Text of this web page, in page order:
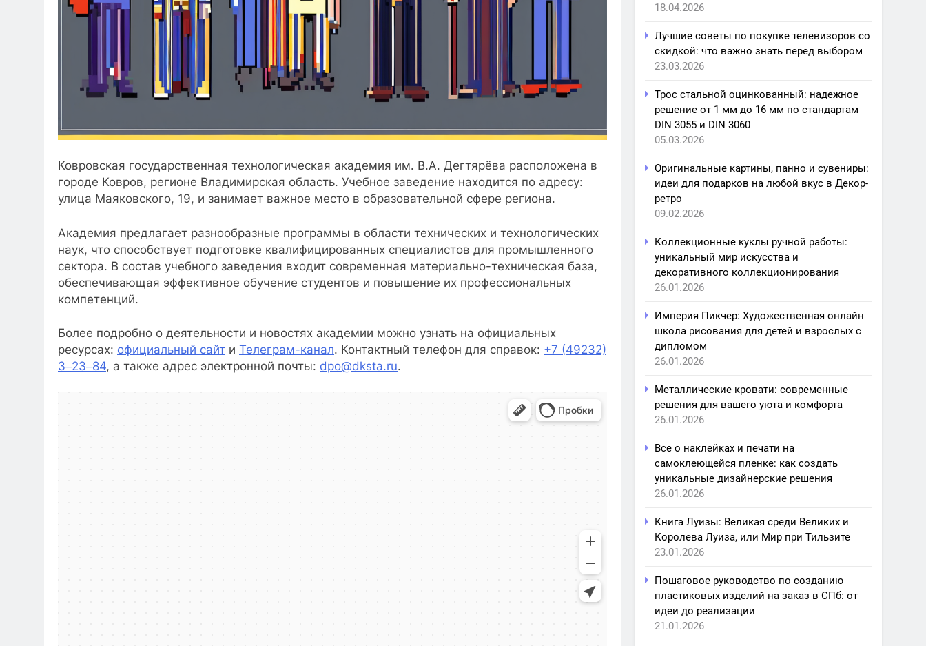
Ковровская государственная технологическая академия им. В.А. Дегтярёва расположена в
городе Ковров, регионе Владимирская область. Учебное заведение находится по адресу:
улица Маяковского, 19, и занимает важное место в образовательной сфере региона.
Академия предлагает разнообразные программы в области технических и технологических
наук, что способствует подготовке квалифицированных специалистов для промышленного
сектора. В состав учебного заведения входит современная материально-техническая база,
обеспечивающая эффективное обучение студентов и повышение их профессиональных
компетенций.
Более подробно о деятельности и новостях академии можно узнать на официальных
ресурсах: официальный сайт и Телеграм-канал. Контактный телефон для справок: +7 (49232)
3‒23‒84, а также адрес электронной почты: dpo@dksta.ru.
18.04.2026
Лучшие советы по покупке телевизоров со
скидкой: что важно знать перед выбором
23.03.2026
Трос стальной оцинкованный: надежное
решение от 1 мм до 16 мм по стандартам
DIN 3055 и DIN 3060
05.03.2026
Оригинальные картины, панно и сувениры:
идеи для подарков на любой вкус в Декор-
ретро
09.02.2026
Коллекционные куклы ручной работы:
уникальный мир искусства и
декоративного коллекционирования
26.01.2026
Империя Пикчер: Художественная онлайн
школа рисования для детей и взрослых с
дипломом
26.01.2026
Металлические кровати: современные
решения для вашего уюта и комфорта
26.01.2026
Все о наклейках и печати на
самоклеющейся пленке: как создать
уникальные дизайнерские решения
26.01.2026
Книга Луизы: Великая среди Великих и
Королева Луиза, или Мир при Тильзите
23.01.2026
Пошаговое руководство по созданию
пластиковых изделий на заказ в СПб: от
идеи до реализации
21.01.2026